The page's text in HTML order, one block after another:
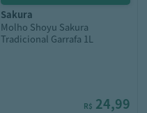
sakura
Molho Shoyu Sakura
Tradicional Garrafa 1L
R$ 24,99